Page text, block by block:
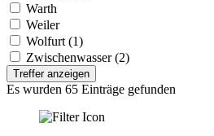
Warth
Weiler
Wolfurt (1)
Zwischenwasser (2)
Treffer anzeigen
Es wurden 65 Einträge gefunden